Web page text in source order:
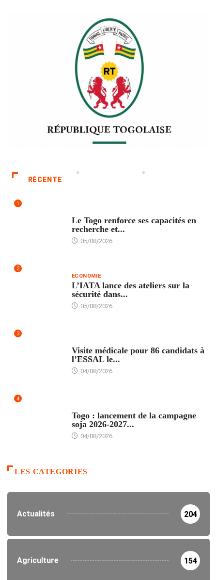
RÉCENTE
1
Le Togo renforce ses capacités en
recherche et...
05/08/2026
2
ECONOMIE
L’IATA lance des ateliers sur la
sécurité dans...
05/08/2026
3
Visite médicale pour 86 candidats à
l’ESSAL le...
04/08/2026
4
Togo : lancement de la campagne
soja 2026-2027...
04/08/2026
LES CATEGORIES
Actualités 204
Agriculture 154